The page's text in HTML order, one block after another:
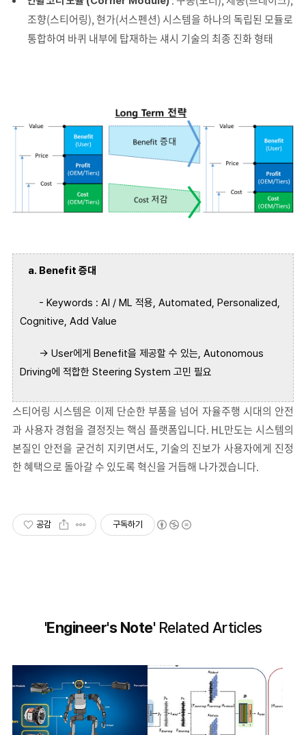
조향(스티어링), 현가(서스펜션) 시스템을 하나의 독립된 모듈로
통합하여 바퀴 내부에 탑재하는 섀시 기술의 최종 진화 형태
a. Benefit 증대
- Keywords : AI / ML 적용, Automated, Personalized,
Cognitive, Add Value
→ User에게 Benefit을 제공할 수 있는, Autonomous
Driving에 적합한 Steering System 고민 필요
스티어링 시스템은 이제 단순한 부품을 넘어 자율주행 시대의 안전
과 사용자 경험을 결정짓는 핵심 플랫폼입니다. HL만도는 시스템의
본질인 안전을 굳건히 지키면서도, 기술의 진보가 사용자에게 진정
한 혜택으로 돌아갈 수 있도록 혁신을 거듭해 나가겠습니다.
공감 구독하기
'Engineer's Note'Related Articles